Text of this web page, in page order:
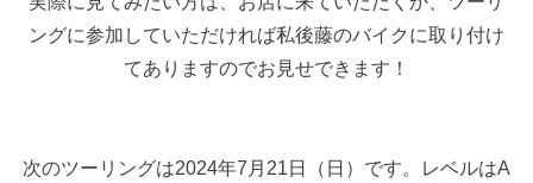
ングに参加していただければ私後藤のバイクに取り付け
てありますのでお見せできます！
次のツーリングは2024年7月21日（日）です。レベルはA